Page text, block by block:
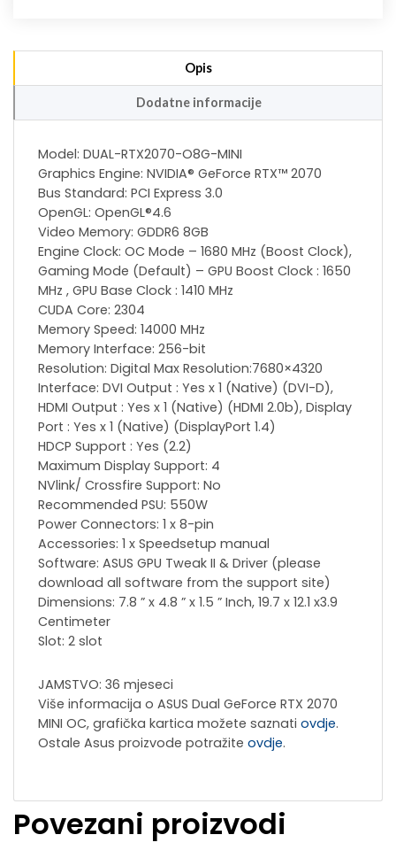
Opis
Dodatne informacije
Model: DUAL-RTX2070-O8G-MINI
Graphics Engine: NVIDIA® GeForce RTX™ 2070
Bus Standard: PCI Express 3.0
OpenGL: OpenGL®4.6
Video Memory: GDDR6 8GB
Engine Clock: OC Mode – 1680 MHz (Boost Clock),
Gaming Mode (Default) – GPU Boost Clock : 1650
MHz , GPU Base Clock : 1410 MHz
CUDA Core: 2304
Memory Speed: 14000 MHz
Memory Interface: 256-bit
Resolution: Digital Max Resolution:7680×4320
Interface: DVI Output : Yes x 1 (Native) (DVI-D),
HDMI Output : Yes x 1 (Native) (HDMI 2.0b), Display
Port : Yes x 1 (Native) (DisplayPort 1.4)
HDCP Support : Yes (2.2)
Maximum Display Support: 4
NVlink/ Crossfire Support: No
Recommended PSU: 550W
Power Connectors: 1 x 8-pin
Accessories: 1 x Speedsetup manual
Software: ASUS GPU Tweak II & Driver (please
download all software from the support site)
Dimensions: 7.8 ” x 4.8 ” x 1.5 ” Inch, 19.7 x 12.1 x3.9
Centimeter
Slot: 2 slot
JAMSTVO: 36 mjeseci
Više informacija o ASUS Dual GeForce RTX 2070
MINI OC, grafička kartica možete saznati ovdje.
Ostale Asus proizvode potražite ovdje.
Povezani proizvodi